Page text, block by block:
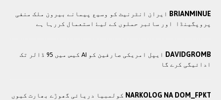
BRIANMINUE ايران انٹرنيٹ کو وسيع پيمانے بيرون ملک منفی
پروپگينڈا اور سائبر حملوں کے ليۓ استعمال کررہا ہے
DAVIDGROMB
ایپل امریکی صارفین کو AI کیس میں 95 ڈالر تک
ادائیگی کرے گا
NARKOLOG NA DOM_FPKT کولمبیا دریائی گھوڑے بھارت کیوں